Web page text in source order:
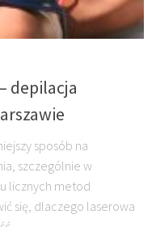
depilacja
sposób na
szczególnie w
licznych metod
się, dlaczego laserowa